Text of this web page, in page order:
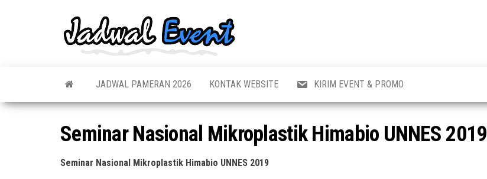
Pameran,
Acara &
Terbaru
Seminar,
Bazaar,
Lomba dll.
JADWAL PAMERAN 2026 KONTAK WEBSITE KIRIM EVENT & PROMO
Seminar Nasional Mikroplastik Himabio UNNES 2019
Seminar Nasional Mikroplastik Himabio UNNES 2019